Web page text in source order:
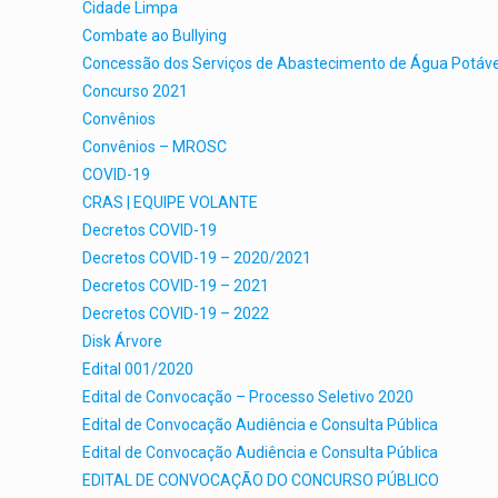
Cidade Limpa
Combate ao Bullying
Concessão dos Serviços de Abastecimento de Água
Concurso 2021
Convênios
Convênios – MROSC
COVID-19
CRAS | EQUIPE VOLANTE
Decretos COVID-19
Decretos COVID-19 – 2020/2021
Decretos COVID-19 – 2021
Decretos COVID-19 – 2022
Disk Árvore
Edital 001/2020
Edital de Convocação – Processo Seletivo 2020
Edital de Convocação Audiência e Consulta Pública
Edital de Convocação Audiência e Consulta Pública
EDITAL DE CONVOCAÇÃO DO CONCURSO PÚBLICO